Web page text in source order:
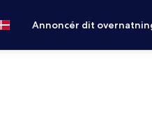
Annoncér dit